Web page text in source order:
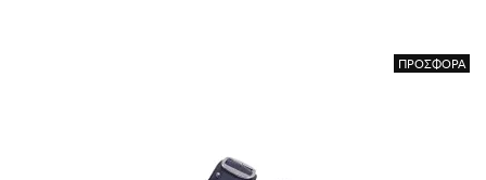
ΠΡΟΣΦΟΡΑ